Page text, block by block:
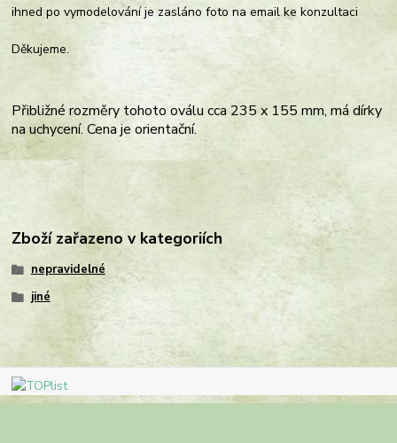
ihned po vymodelování je zasláno foto na email ke konzultaci
Děkujeme.
Přibližné rozměry tohoto oválu cca 235 x 155 mm, má dírky
na uchycení.Cena je orientační.
Zboží zařazeno v kategoriích
nepravidelné
jiné